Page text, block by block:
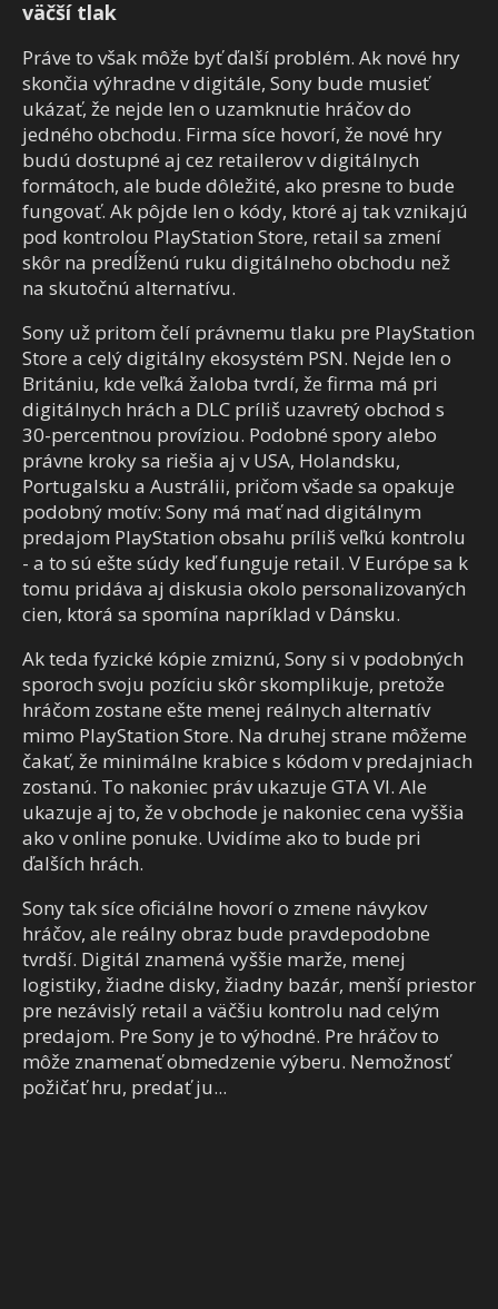
väčší tlak
Práve to však môže byť ďalší problém. Ak nové hry
skončia výhradne v digitále, Sony bude musieť
ukázať, že nejde len o uzamknutie hráčov do
jedného obchodu. Firma síce hovorí, že nové hry
budú dostupné aj cez retailerov v digitálnych
formátoch, ale bude dôležité, ako presne to bude
fungovať. Ak pôjde len o kódy, ktoré aj tak vznikajú
pod kontrolou PlayStation Store, retail sa zmení
skôr na predĺženú ruku digitálneho obchodu než
na skutočnú alternatívu.
Sony už pritom čelí právnemu tlaku pre PlayStation
Store a celý digitálny ekosystém PSN. Nejde len o
Britániu, kde veľká žaloba tvrdí, že firma má pri
digitálnych hrách a DLC príliš uzavretý obchod s
30-percentnou províziou. Podobné spory alebo
právne kroky sa riešia aj v USA, Holandsku,
Portugalsku a Austrálii, pričom všade sa opakuje
podobný motív: Sony má mať nad digitálnym
predajom PlayStation obsahu príliš veľkú kontrolu
- a to sú ešte súdy keď funguje retail. V Európe sa k
tomu pridáva aj diskusia okolo personalizovaných
cien, ktorá sa spomína napríklad v Dánsku.
Ak teda fyzické kópie zmiznú, Sony si v podobných
sporoch svoju pozíciu skôr skomplikuje, pretože
hráčom zostane ešte menej reálnych alternatív
mimo PlayStation Store. Na druhej strane môžeme
čakať, že minimálne krabice s kódom v predajniach
zostanú. To nakoniec práv ukazuje GTA VI. Ale
ukazuje aj to, že v obchode je nakoniec cena vyššia
ako v online ponuke. Uvidíme ako to bude pri
ďalších hrách.
Sony tak síce oficiálne hovorí o zmene návykov
hráčov, ale reálny obraz bude pravdepodobne
tvrdší. Digitál znamená vyššie marže, menej
logistiky, žiadne disky, žiadny bazár, menší priestor
pre nezávislý retail a väčšiu kontrolu nad celým
predajom. Pre Sony je to výhodné. Pre hráčov to
môže znamenať obmedzenie výberu. Nemožnosť
požičať hru, predať ju...